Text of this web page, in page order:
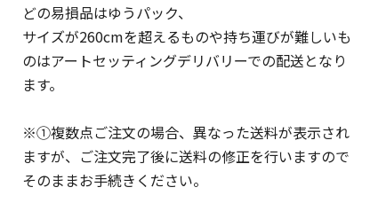
どの易損品はゆうパック、
サイズが260cmを超えるものや持ち運びが難しいも
のはアートセッティングデリバリーでの配送となり
ます。
※①複数点ご注文の場合、異なった送料が表示され
ますが、ご注文完了後に送料の修正を行いますので
そのままお手続きください。